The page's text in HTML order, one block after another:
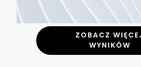
ZOBACZ
WYNIKÓW